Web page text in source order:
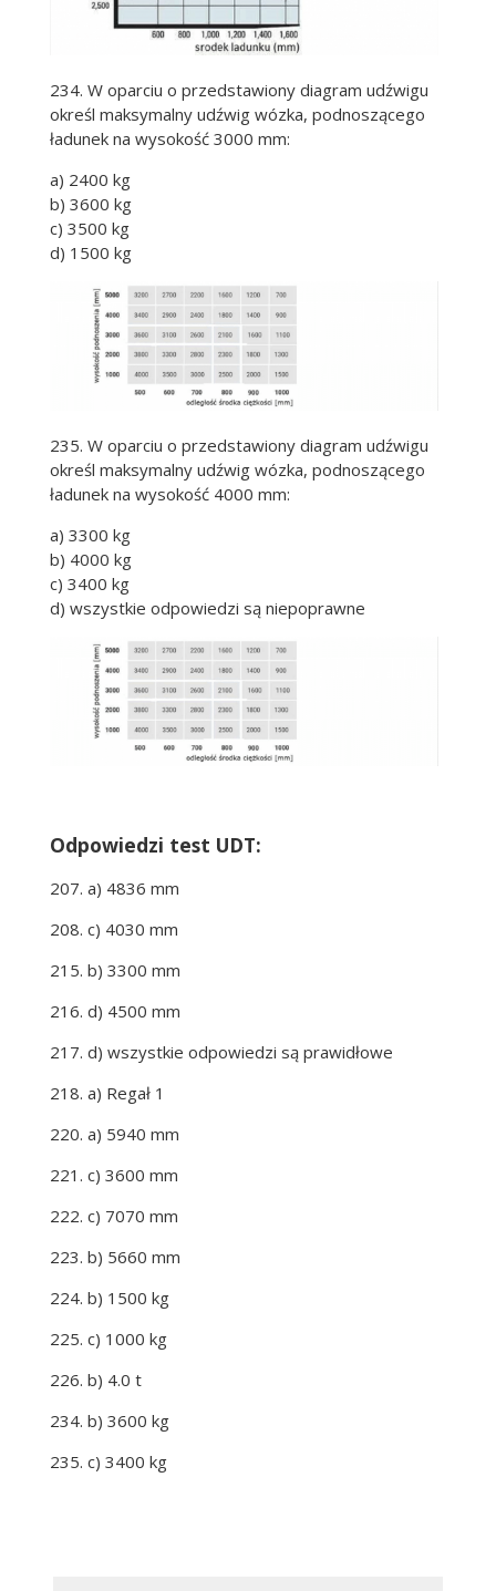
234. W oparciu o przedstawiony diagram udźwigu
określ maksymalny udźwig wózka, podnoszącego
ładunek na wysokość 3000 mm:
a) 2400 kg
b) 3600 kg
c) 3500 kg
d) 1500 kg
235. W oparciu o przedstawiony diagram udźwigu
określ maksymalny udźwig wózka, podnoszącego
ładunek na wysokość 4000 mm:
a) 3300 kg
b) 4000 kg
c) 3400 kg
d) wszystkie odpowiedzi są niepoprawne
Odpowiedzi test UDT:
207. a) 4836 mm
208. c) 4030 mm
215. b) 3300 mm
216. d) 4500 mm
217. d) wszystkie odpowiedzi są prawidłowe
218. a) Regał 1
220. a) 5940 mm
221. c) 3600 mm
222. c) 7070 mm
223. b) 5660 mm
224. b) 1500 kg
225. c) 1000 kg
226. b) 4.0 t
234. b) 3600 kg
235. c) 3400 kg